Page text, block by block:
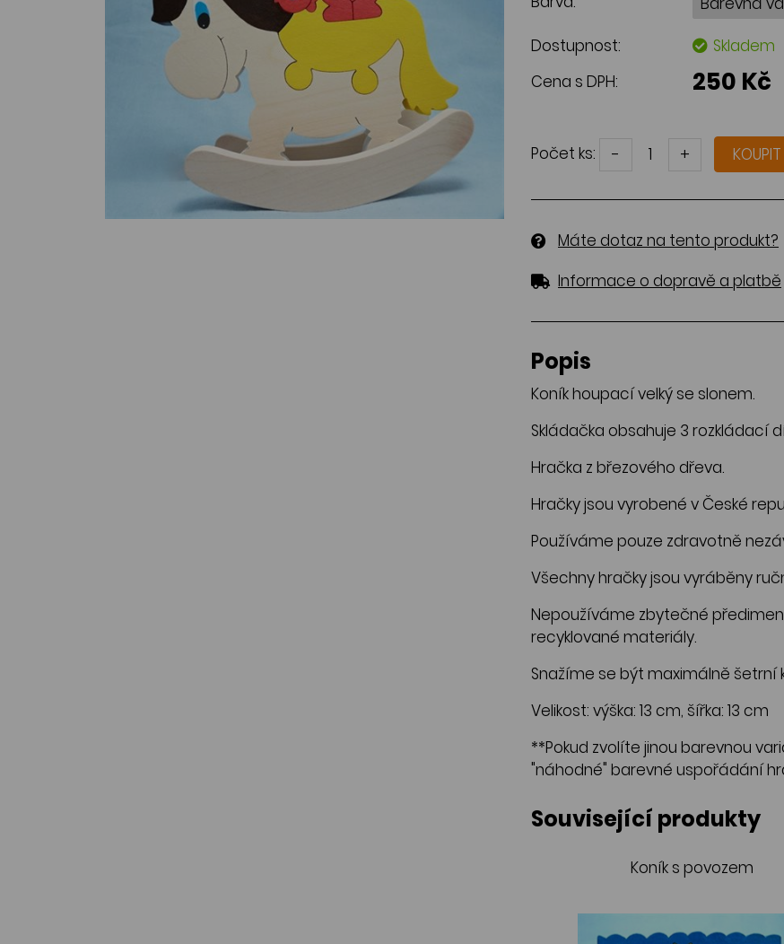
Dostupnost:
Skladem
Cena s DPH:
250 Kč
Počet ks: - + KOUPIT
Máte dotaz na tento produkt?
Informace o dopravě a platbě
Popis
Koník houpací velký se slonem.
Skládačka obsahuje 3 rozkládací
Hračka z březového dřeva.
Hračky jsou vyrobené v České
Používáme pouze zdravotně
Všechny hračky jsou vyráběny
Nepoužíváme zbytečné
recyklované materiály.
Snažíme se být maximálně
Velikost: výška: 13 cm, šířka: 13 cm
**Pokud zvolíte jinou barevnou
"náhodné" barevné uspořádání
Související produkty
Koník s povozem